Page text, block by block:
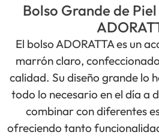
Bolso Grande de
El bolso ADORATTA es un
marrón claro,
calidad. Su diseño grande lo
todo lo necesario en el día a
combinar con diferentes
ofreciendo tanto